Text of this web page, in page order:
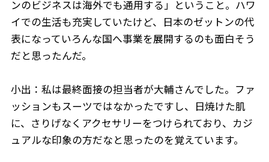
ンのビジネスは海外でも通用する」ということ。ハワ
イでの生活も充実していたけど、日本のゼットンの代
表になっていろんな国へ事業を展開するのも面白そう
だと思ったんだ。
小出：私は最終面接の担当者が大輔さんでした。ファ
ッションもスーツではなかったですし、日焼けた肌
に、さりげなくアクセサリーをつけられており、カジ
ュアルな印象の方だなと思ったのを覚えています。